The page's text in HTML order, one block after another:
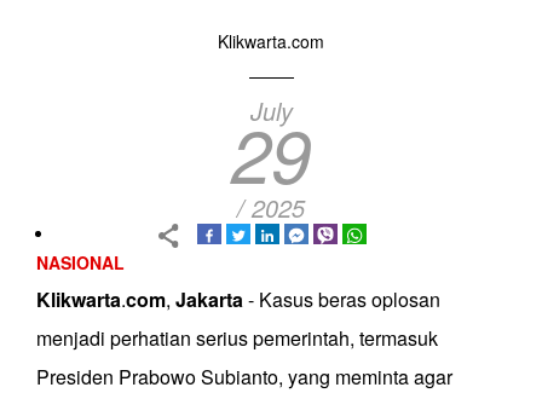
Klikwarta.com
July
29
/ 2025
NASIONAL
Klikwarta.com, Jakarta- Kasus beras oplosan
menjadi perhatian serius pemerintah, termasuk
Presiden Prabowo Subianto, yang meminta agar